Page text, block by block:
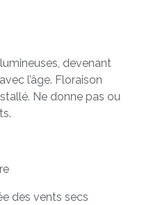
devenant
l’âge. Floraison
Ne donne pas ou
des vents secs